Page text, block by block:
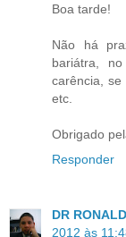
Boa tarde!
Não há
bariátra,
carência,
etc.
Obrigado
Responder
DR
2012 às